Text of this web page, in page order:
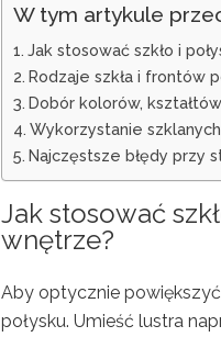
W tym artykule
Jak stosować szkło i
Rodzaje szkła i frontów
Dobór kolorów,
Wykorzystanie
Najczęstsze błędy przy
Jak stosować
wnętrze?
Aby optycznie
połysku. Umieść lustra